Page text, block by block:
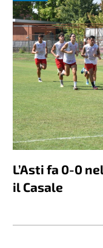
L’Asti fa 0-0
il Casale